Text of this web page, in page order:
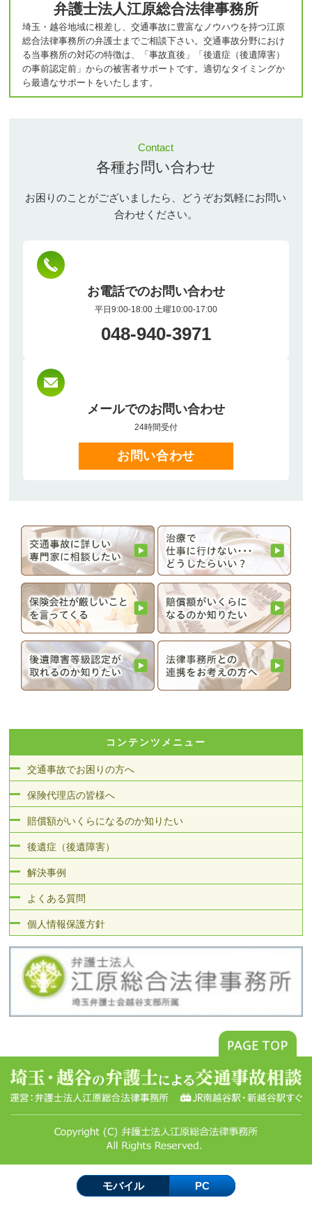
弁護士法人江原総合法律事務所
埼玉・越谷地域に根差し、交通事故に豊富なノウハウを持つ江原
総合法律事務所の弁護士までご相談下さい。交通事故分野におけ
る当事務所の対応の特徴は、「事故直後」「後遺症（後遺障害）
の事前認定前」からの被害者サポートです。適切なタイミングか
ら最適なサポートをいたします。
Contact
各種お問い合わせ
お困りのことがございましたら、どうぞお気軽にお問い
合わせください。
お電話でのお問い合わせ
平日9:00-18:00 土曜10:00-17:00
048-940-3971
メールでのお問い合わせ
24時間受付
お問い合わせ
コンテンツメニュー
交通事故でお困りの方へ
保険代理店の皆様へ
賠償額がいくらになるのか知りたい
後遺症（後遺障害）
解決事例
よくある質問
個人情報保護方針
モバイル PC